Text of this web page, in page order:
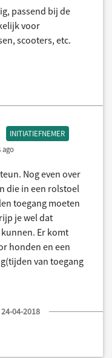
passend bij de
voor
scooters, etc.
INITIATIEFNEMER
ago
Nog even over
die in een rolstoel
toegang moeten
je wel dat
Er komt
honden en een
van toegang
24-04-2018